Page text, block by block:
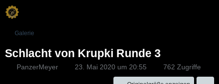
Galerie
Schlacht von Krupki Runde 3
PanzerMeyer 23. Mai 2020 um 20:55 762 Zugriffe